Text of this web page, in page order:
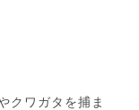
クワガタを捕ま